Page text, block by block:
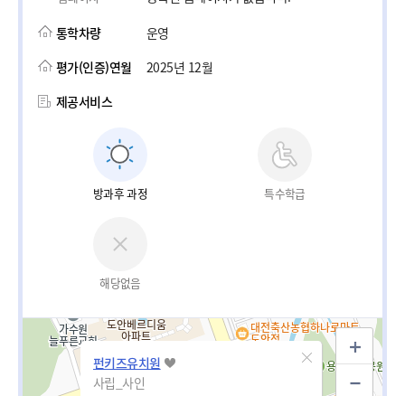
통학차량
운영
평가(인증)연월
2025년 12월
제공서비스
방과후 과정 특수학급
해당없음
펀키즈유치원
사립_사인